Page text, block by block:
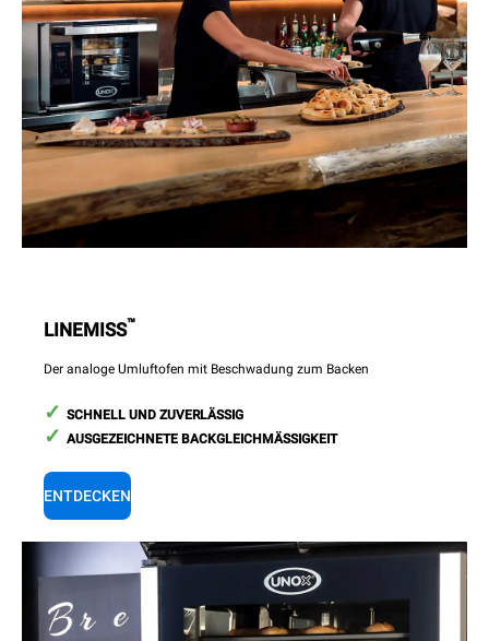
LINEMISS™
Der analoge Umluftofen mit Beschwadung zum Backen
SCHNELL UND ZUVERLÄSSIG
AUSGEZEICHNETE BACKGLEICHMÄSSIGKEIT
ENTDECKEN